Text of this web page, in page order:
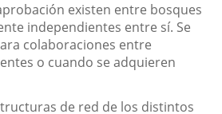
existen entre bosques
independientes entre sí. Se
colaboraciones entre
o cuando se adquieren
de red de los distintos